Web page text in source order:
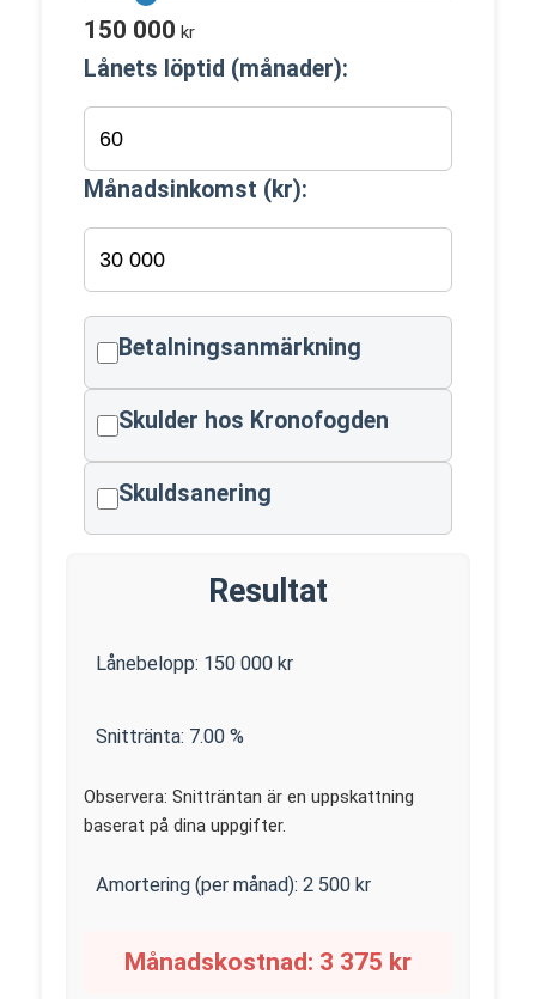
150 000 kr
Lånets löptid (månader):
Månadsinkomst (kr):
Betalningsanmärkning
Skulder hos Kronofogden
Skuldsanering
Resultat
Lånebelopp: 150 000 kr
Snittränta: 7.00 %
Observera: Snitträntan är en uppskattning
baserat på dina uppgifter.
Amortering (per månad): 2 500 kr
Månadskostnad: 3 375 kr